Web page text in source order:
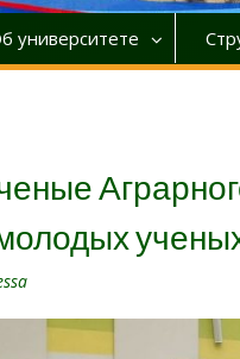
университете